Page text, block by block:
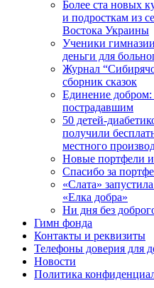
Более ста новых
и подросткам из
Востока Украины
Ученики
деньги для
Журнал
сборник сказок
Единение
пострадавшим
50 детей-
получили
местного
Новые портфели и
Спасибо за
«Слата»
«Елка добра»
Ни дня без
Гимн фонда
Контакты и реквизиты
Телефоны доверия для
Новости
Политика